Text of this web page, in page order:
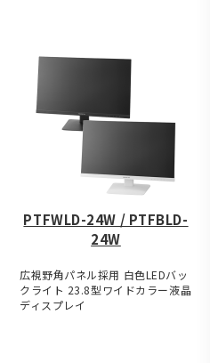
PTFWLD-24W / PTFBLD-
24W
広視野角パネル採用 白色LEDバッ
クライト 23.8型ワイドカラー液晶
ディスプレイ